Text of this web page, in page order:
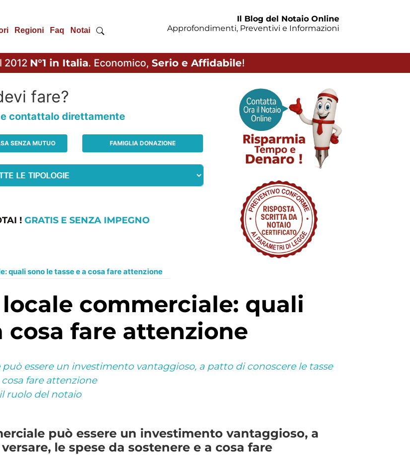
Regioni Faq Notai
Il Blog del Notaio Online
Approfondimenti, Preventivi e Informazioni
2012 N°1 in Italia. Economico, Serio e Affidabile!
fare?
contattalo direttamente
SENZA MUTUO FAMIGLIA DONAZIONE
! GRATIS E SENZA IMPEGNO
quali sono le tasse e a cosa fare attenzione
cosa fare attenzione
essere un investimento vantaggioso, a patto di conoscere le tasse
cosa fare attenzione
ruolo del notaio
può essere un investimento vantaggioso, a
le spese da sostenere e a cosa fare